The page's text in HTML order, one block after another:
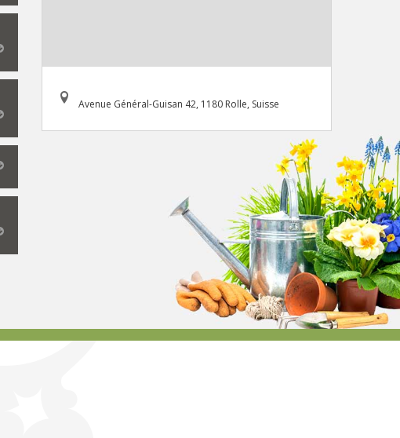
Avenue Général-Guisan 42, 1180 Rolle, Suisse